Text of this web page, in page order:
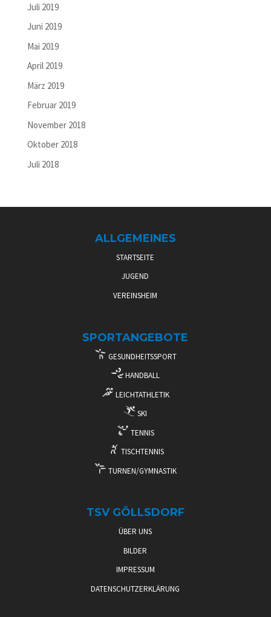
Juli 2019
Juni 2019
Mai 2019
April 2019
März 2019
Februar 2019
November 2018
Oktober 2018
Juli 2018
ALLGEMEINES
STARTSEITE
JUGEND
VEREINSHEIM
SPORTANGEBOTE
GESUNDHEITSSPORT
HANDBALL
LEICHTATHLETIK
SKI
TENNIS
TISCHTENNIS
TURNEN/GYMNASTIK
TSV GÖLLSDORF
ÜBER UNS
BILDER
IMPRESSUM
DATENSCHUTZERKLÄRUNG